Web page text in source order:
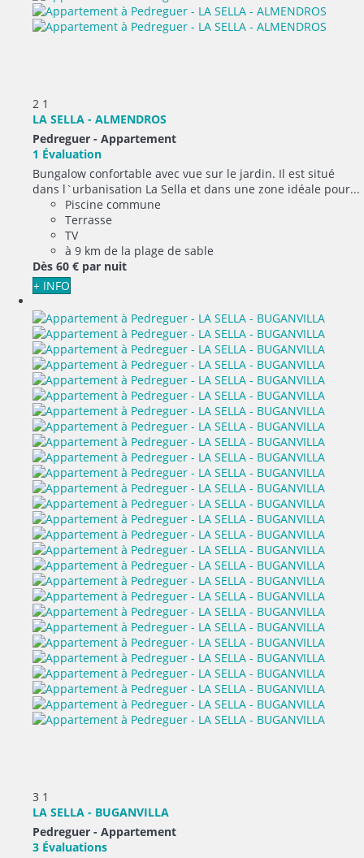
2 1
LA SELLA - ALMENDROS
Pedreguer - Appartement
1 Évaluation
Bungalow confortable avec vue sur le jardin. Il est situé
dans l`urbanisation La Sella et dans une zone idéale pour...
Piscine commune
Terrasse
TV
à 9 km de la plage de sable
Dès 60 € par nuit
+ INFO
3 1
LA SELLA - BUGANVILLA
Pedreguer - Appartement
3 Évaluations